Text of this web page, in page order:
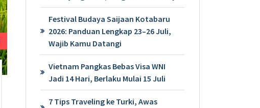
Festival Budaya Saijaan Kotabaru
2026: Panduan Lengkap 23–26 Juli,
Wajib Kamu Datangi
Vietnam Pangkas Bebas Visa WNI
Jadi 14 Hari, Berlaku Mulai 15 Juli
7 Tips Traveling ke Turki, Awas